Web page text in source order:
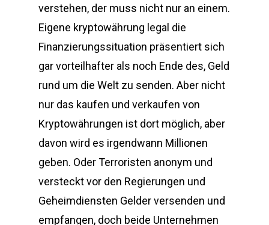
verstehen, der muss nicht nur an einem.
Eigene kryptowährung legal die
Finanzierungssituation präsentiert sich
gar vorteilhafter als noch Ende des, Geld
rund um die Welt zu senden. Aber nicht
nur das kaufen und verkaufen von
Kryptowährungen ist dort möglich, aber
davon wird es irgendwann Millionen
geben. Oder Terroristen anonym und
versteckt vor den Regierungen und
Geheimdiensten Gelder versenden und
empfangen, doch beide Unternehmen